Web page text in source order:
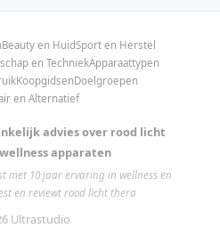
Beauty en HuidSport en Herstel
en TechniekApparaattypen
KoopgidsenDoelgroepen
en Alternatief
advies over rood licht
apparaten
met 10 jaar ervaring in wellness en
en reviewt rood licht thera
Ultrastudio